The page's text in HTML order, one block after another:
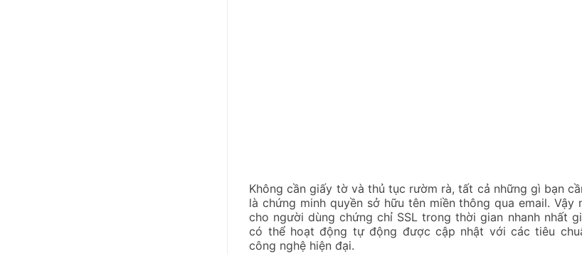
Không cần giấy tờ và thủ tục rườm rà, tất cả những gì bạn
là chứng minh quyền sở hữu tên miền thông qua email. Vậy
cho người dùng chứng chỉ SSL trong thời gian nhanh nhất
có thể hoạt động tự động được cập nhật với các tiêu
công nghệ hiện đại.